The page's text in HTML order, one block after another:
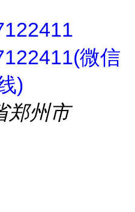
微信
)
郑州市